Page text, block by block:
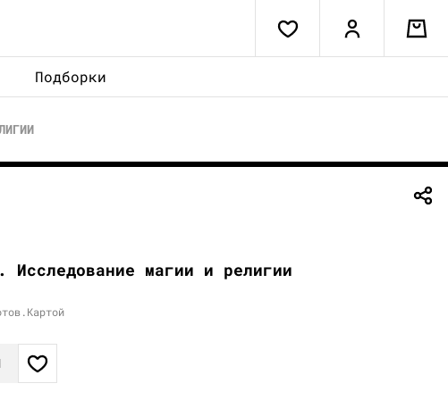
Подборки
Исследование магии и религии